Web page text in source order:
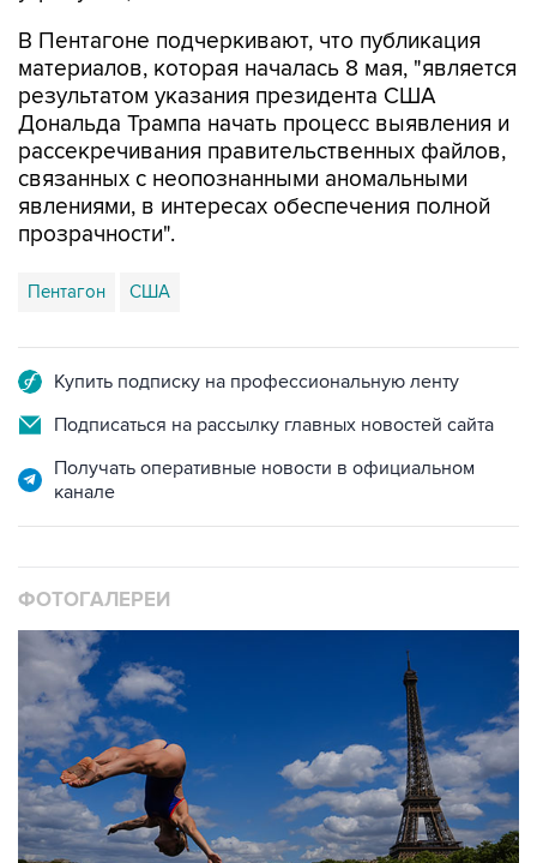
В Пентагоне подчеркивают, что публикация
материалов, которая началась 8 мая, "является
результатом указания президента США
Дональда Трампа начать процесс выявления и
рассекречивания правительственных файлов,
связанных с неопознанными аномальными
явлениями, в интересах обеспечения полной
прозрачности".
Пентагон США
Купить подписку на профессиональную ленту
Подписаться на рассылку главных новостей сайта
Получать оперативные новости в официальном
канале
ФОТОГАЛЕРЕИ